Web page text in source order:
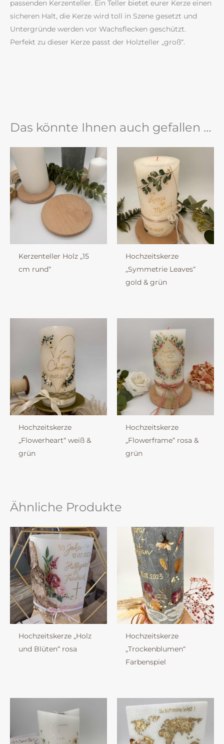
passenden Kerzenteller. Ein Teller bietet eurer Kerze einen
sicheren Halt, die Kerze wird toll in Szene gesetzt und
Untergründe werden vor Wachsflecken geschützt.
Perfekt zu dieser Kerze passt der Holzteller „groß“.
Das könnte Ihnen auch gefallen …
Kerzenteller Holz „15
cm rund“
Hochzeitskerze
„Symmetrie Leaves“
gold & grün
Hochzeitskerze
„Flowerheart“ weiß &
grün
Hochzeitskerze
„Flowerframe“ rosa &
grün
Ähnliche Produkte
Hochzeitskerze „Holz
und Blüten“ rosa
Hochzeitskerze
„Trockenblumen“
Farbenspiel